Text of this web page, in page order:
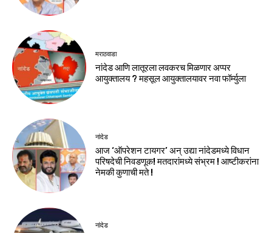
मराठवाडा
नांदेड आणि लातूरला लवकरच मिळणार अप्पर
आयुक्तालय ? महसूल आयुक्तालयावर नवा फॉर्म्युला
नांदेड
आज ‘ऑपरेशन टायगर’ अन् उद्या नांदेडमध्ये विधान
परिषदेची निवडणूक! मतदारांमध्ये संभ्रम ! आष्टीकरांना
नेमकी कुणाची मते !
नांदेड